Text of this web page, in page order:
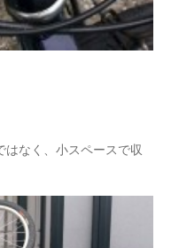
なく、小スペースで収